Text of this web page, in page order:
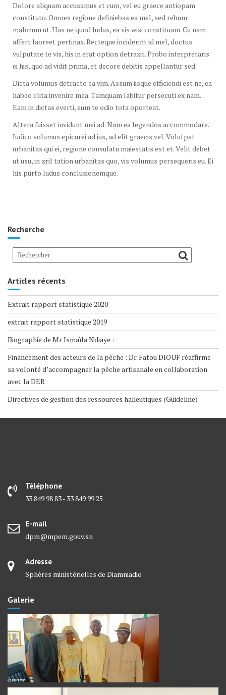
Dolore aliquam accusamus et cum, vel eu graece antiopam
constituto. Omnes regione definiebas ea mel, sed rebum
malorum ut. Has ne quod ludus, ea vis wisi constituam. Cu nam
affert laoreet pertinax. Recteque inciderint id mel, doctus
vulputate te vis, his in erat option detraxit. Probo interpretaris
ei his, quo ad vidit prima, et decore debitis appellantur sed.
Dicta volumus detracto ea vim. Assum iisque efficiendi est ne, ea
habeo clita invenire mea. Tamquam labitur persecuti ex nam.
Eam in dictas everti, eum te odio tota oporteat.
Altera fuisset invidunt mei ad. Nam ea legendos accommodare.
Iudico volumus epicurei ad ius, ad elit graecis vel. Volutpat
urbanitas qui ei, regione consulatu maiestatis est et. Velit debet
ut usu, in zril tation urbanitas quo, vis volumus persequeris eu. Ei
his purto ludus conclusionemque.
Recherche
Articles récents
Extrait rapport statistique 2020
extrait rapport statistique 2019
Biographie de Mr Ismaïla Ndiaye :
Financement des acteurs de la pêche : Dr. Fatou DIOUF réaffirme
sa volonté d’accompagner la pêche artisanale en collaboration
avec la DER
Directives de gestion des ressources halieutiques (Guideline)
Téléphone
33 849 98 83 - 33 849 99 25
E-mail
dpm@mpem.gouv.sn
Adresse
Sphères ministérielles de Diamniadio
Galerie